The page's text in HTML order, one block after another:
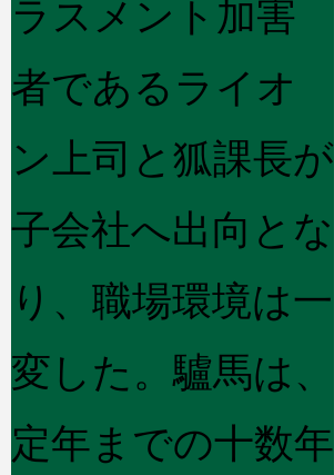
ラスメント加害
者であるライオ
ン上司と狐課長が
子会社へ出向とな
り、職場環境は一
変した。驢馬は、
定年までの十数年